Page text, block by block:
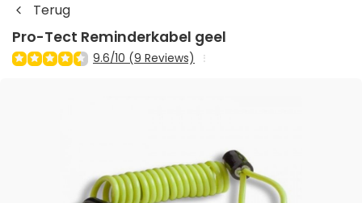
Terug
Pro-Tect Reminderkabel geel
9.6/10 (9 Reviews)